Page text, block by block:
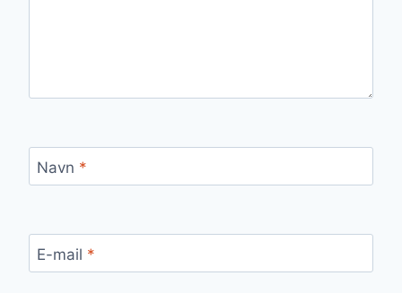
Navn *
E-mail *